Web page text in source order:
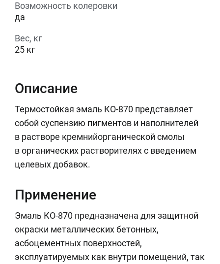
Возможность колеровки
да
Вес, кг
25 кг
Описание
Термостойкая эмаль КО-870 представляет
собой суспензию пигментов и наполнителей
в растворе кремнийорганической смолы
в органических растворителях с введением
целевых добавок.
Применение
Эмаль КО-870 предназначена для защитной
окраски металлических бетонных,
асбоцементных поверхностей,
эксплуатируемых как внутри помещений, так